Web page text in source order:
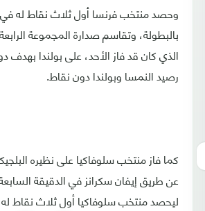
وحصد منتخب فرنسا أول ثلاث نقاط له
بالبطولة، وتقاسم صدارة المجموعة
الذي كان قد فاز الأحد، على بولندا بهدف
رصيد النمسا وبولندا دون نقاط.
كما فاز منتخب سلوفاكيا على نظيره
عن طريق إيفان سكرانز في الدقيقة
ليحصد منتخب سلوفاكيا أول ثلاث نقاط